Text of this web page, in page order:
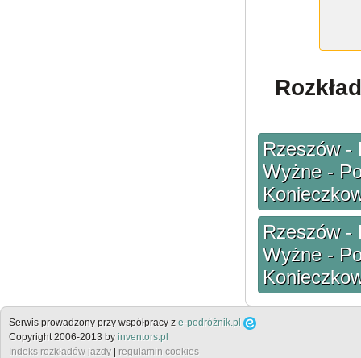
Rzeszów -
Wyżne -
Rzeszów -
Wyżne -
Serwis prowadzony przy współpracy z e-podróżnik.pl
Copyright 2006-2013 by inventors.pl
Indeks rozkładów jazdy
regulamin cookies